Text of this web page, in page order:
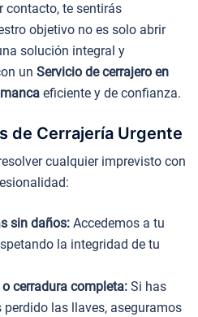
contacto, te sentirás
objetivo no es solo abrir
solución integral y
un Servicio de cerrajero en
eficiente y de confianza.
de Cerrajería Urgente
cualquier imprevisto con
sin daños: Accedemos a tu
la integridad de tu
cerradura completa: Si has
las llaves, aseguramos